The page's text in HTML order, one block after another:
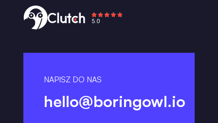
NAPISZ DO NAS
hello@boringowl.io